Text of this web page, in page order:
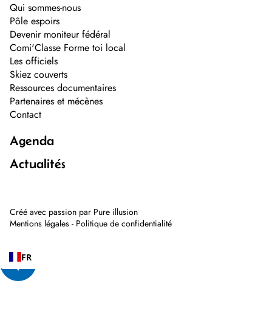
Qui sommes-nous
Pôle espoirs
Devenir moniteur fédéral
Comi'Classe Forme toi local
Les officiels
Skiez couverts
Ressources documentaires
Partenaires et mécènes
Contact
Agenda
Actualités
Créé avec passion par Pure illusion
Mentions légales - Politique de confidentialité
FR